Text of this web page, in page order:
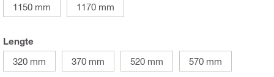
1150 mm 1170 mm
Lengte
320 mm
370 mm 520 mm 570 mm